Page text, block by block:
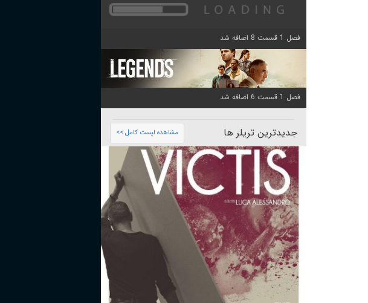
فصل 1 قسمت 8 اضافه شد
فصل 1 قسمت 6 اضافه شد
جدیدترین تریلر ها مشاهده لیست کامل >>